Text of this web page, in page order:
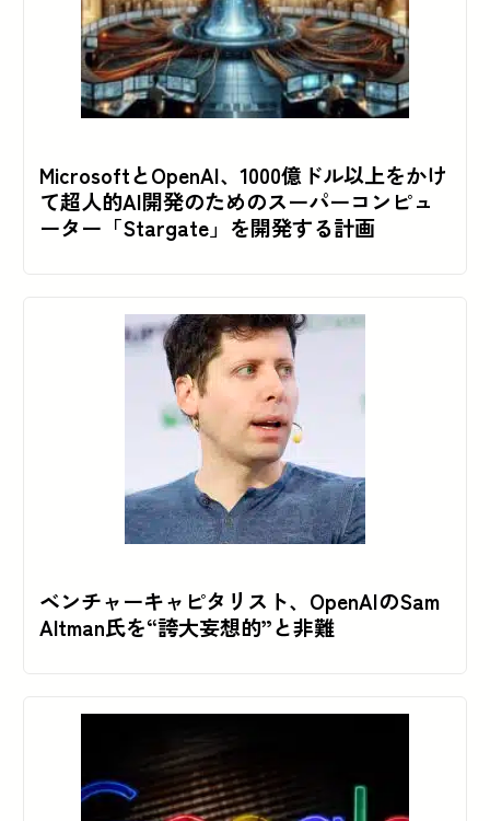
MicrosoftとOpenAI、1000億ドル以上をかけ
て超人的AI開発のためのスーパーコンピュ
ーター「Stargate」を開発する計画
ベンチャーキャピタリスト、OpenAIのSam
Altman氏を“誇大妄想的”と非難